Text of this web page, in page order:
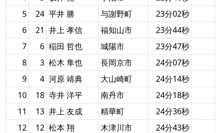
5
24 平井 勝 与謝野町
23分02秒
6
21 井上 孝信 福知山市
23分44秒
7
6 稲田 哲也 城陽市
23分47秒
8
3 松木 隼也 長岡京市
24分07秒
9
4 河原 靖典 大山崎町
24分14秒
10
18 寺井 洋平 南丹市
24分18秒
11
13 井上 友成 精華町
24分36秒
12
12 松本 翔 木津川市
24分43秒